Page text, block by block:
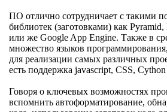
ПО отлично сотрудничает с такими
библиотек (заготовками) как
или же Google App Engine. Также в
множество языков
для реализации самых различных
есть поддержка javascript, CSS,
Говоря о ключевых возможностях
вспомнить автоформатирование,